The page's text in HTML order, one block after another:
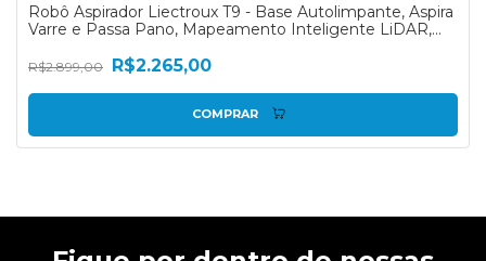
Robô Aspirador Liectroux T9 - Base Autolimpante, Aspira
Varre e Passa Pano, Mapeamento Inteligente LiDAR,
R$2.899,00 R$2.265,00
COMPRAR